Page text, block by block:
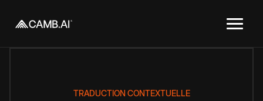
TRADUCTION CONTEXTUELLE